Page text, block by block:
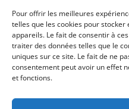
Pour offrir les meilleures
telles que les cookies pour
appareils. Le fait de consentir à
traiter des données telles que le
uniques sur ce site. Le fait de ne
consentement peut avoir un effet
et fonctions.
à
$62.00
Panier
Catégories de
Crèmes
Recherche de